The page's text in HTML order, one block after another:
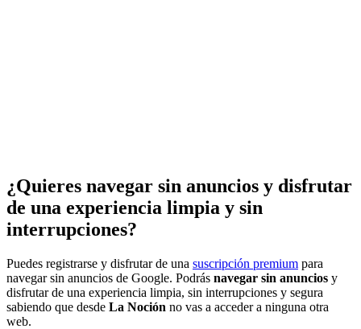
¿Quieres navegar sin anuncios y disfrutar
de una experiencia limpia y sin
interrupciones?
Puedes registrarse y disfrutar de una suscripción premium para
navegar sin anuncios de Google. Podrás navegar sin anuncios y
disfrutar de una experiencia limpia, sin interrupciones y segura
sabiendo que desde La Noción no vas a acceder a ninguna otra
web.